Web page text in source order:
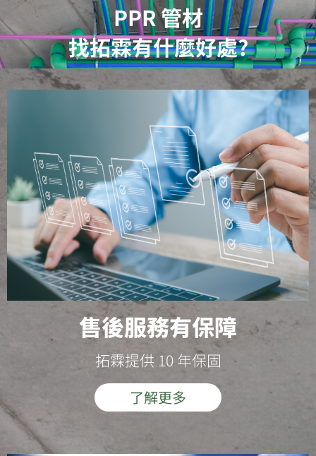
PPR 管材
找拓霖有什麼好處?
售後服務有保障
拓霖提供 10 年保固
了解更多